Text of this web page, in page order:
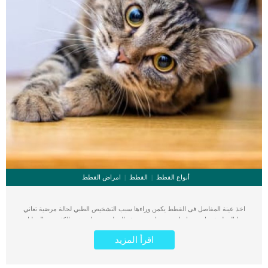
أنواع القطط القطط امراض القطط
اخذ عينة المفاصل فى القطط يكمن وراءها سبب التشخيص الطبي لحالة مرضية تعاني
منها القطة فى احد مفاصل جسدها. تعتبر هذه العملية بسيطة تشبه الكثير من العمليات
التى يقوم بها الأطباء بهدف اخذ عينة من نسيج داخل جسم القطة. عندما تظهر على
قطتك تغيرات جسدية فى الحركة والمشى وتفقد قدرتها على الحركى فتوجه بها الى
العيادة البيطرية. اقرا ايضا: الاعتناء بالقطط البالغة “معلومات شاملة” سيقوم الطاقم
اقرأ المزيد